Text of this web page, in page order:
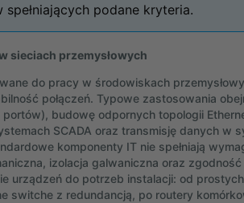
podane kryteria.
sieciach przemysłowych
do pracy w środowiskach
połączeń. Typowe zastosowania
budowę odpornych topologii
SCADA oraz transmisję danych w
komponenty IT nie spełniają
izolacja galwaniczna oraz
urządzeń do potrzeb instalacji: od
switche z redundancją, po routery